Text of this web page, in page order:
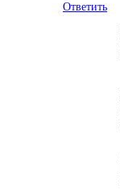
Ответить